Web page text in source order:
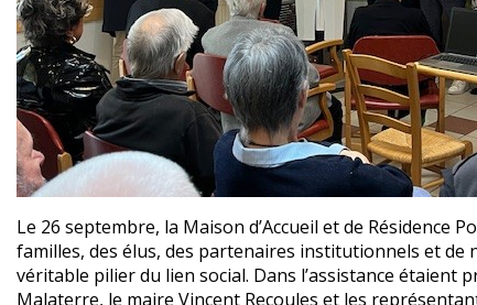
Le 26 septembre, la Maison d’Accueil et de Résidence
familles, des élus, des partenaires institutionnels et
véritable pilier du lien social. Dans l’assistance étaient
Malaterre, le maire Vincent Recoules et les